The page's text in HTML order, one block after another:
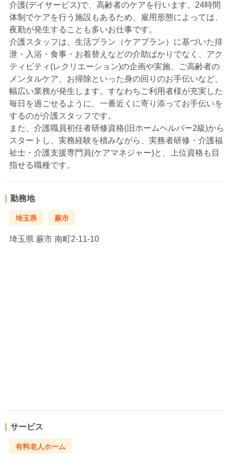
介護(デイサービス)で、高齢者のケアを行います。24時間
体制でケアを行う施設もあるため、雇用形態によっては、
夜勤が発生することも多いお仕事です。
介護スタッフは、生活プラン（ケアプラン）に基づいた排
泄・入浴・食事・お着替えなどの介助ばかりでなく、アク
ティビティ(レクリエーション)の企画や実施、ご高齢者の
メンタルケア、お掃除といった身の回りのお手伝いなど、
幅広い業務が発生します。すなわちご利用者様が充実した
毎日を過ごせるように、一番近くに寄り添ってお手伝いを
するのが介護スタッフです。
また、介護職員初任者研修資格(旧ホームヘルパー2級)から
スタートし、実務経験を積みながら、実務者研修・介護福
祉士・介護支援専門員(ケアマネジャー)と、上位資格も目
指せる職種です。
勤務地
埼玉県 蕨市
埼玉県 蕨市 南町2-11-10
サービス
有料老人ホーム